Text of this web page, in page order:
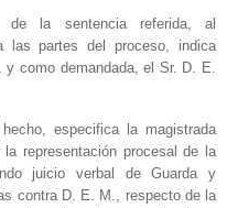
de la sentencia referida, al
las partes del proceso, indica
como demandada, el Sr. D. E.
especifica la magistrada
representación procesal de la
juicio verbal de Guarda y
contra D. E. M., respecto de la